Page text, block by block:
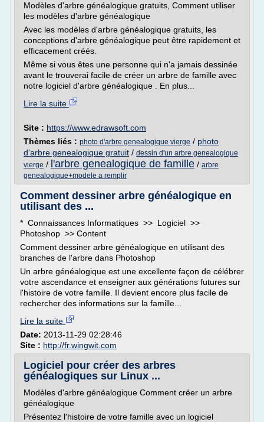
Modèles d'arbre généalogique gratuits, Comment utiliser
les modèles d'arbre généalogique
Avec les modèles d'arbre généalogique gratuits, les
conceptions d'arbre généalogique peut être rapidement et
efficacement créés.
Même si vous êtes une personne qui n'a jamais dessinée
avant le trouverai facile de créer un arbre de famille avec
notre logiciel d'arbre généalogique . En plus...
Lire la suite
Site : https://www.edrawsoft.com
Thèmes liés : photo d'arbre genealogique vierge / photo
d'arbre genealogique gratuit / dessin d'un arbre genealogique
vierge / l'arbre genealogique de famille / arbre
genealogique+modele a remplir
Comment dessiner arbre généalogique en
utilisant des ...
* Connaissances Informatiques >> Logiciel >>
Photoshop >> Content
Comment dessiner arbre généalogique en utilisant des
branches de l'arbre dans Photoshop
Un arbre généalogique est une excellente façon de célébrer
votre ascendance et enseigner aux générations futures sur
l'histoire de votre famille. Il devient encore plus facile de
rechercher des informations sur la famille...
Lire la suite
Date: 2013-11-29 02:28:46
Site : http://fr.wingwit.com
Logiciel pour créer des arbres
généalogiques sur Linux ...
Modèles d'arbre généalogique Comment créer un arbre
généalogique
Présentez l'histoire de votre famille avec un logiciel